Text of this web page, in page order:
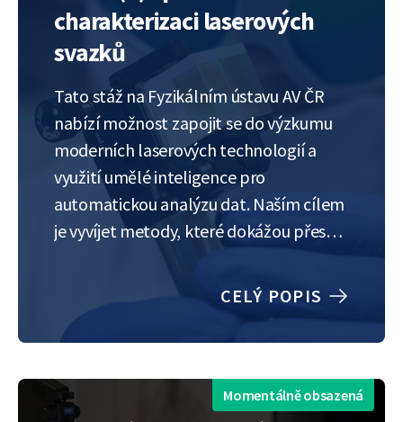
charakterizaci laserových
svazků
Tato stáž na Fyzikálním ústavu AV ČR
nabízí možnost zapojit se do výzkumu
moderních laserových technologií a
využití umělé inteligence pro
automatickou analýzu dat. Naším cílem
je vyvíjet metody, které dokážou přesně
popsat vlastnosti extrémně
intenzivních laserových impulzů –
například z laserů na volných
elektronech (FEL), které produkují
kiloelektronvoltů. Měření…
CELÝ POPIS
Momentálně obsazená